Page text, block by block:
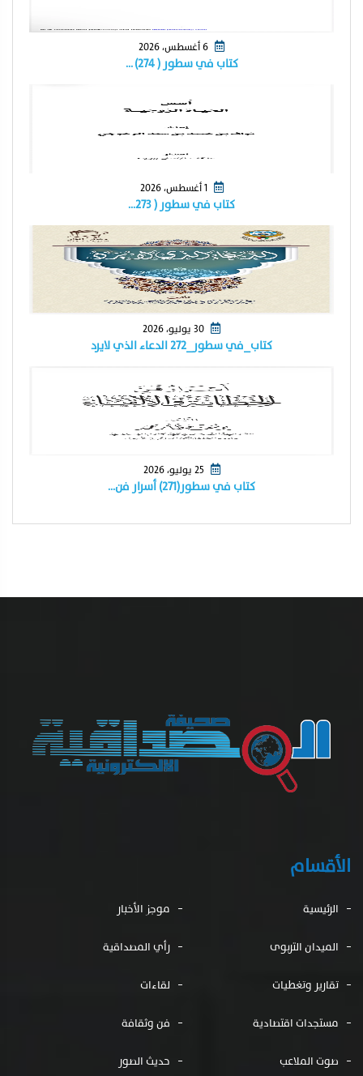
كتاب في سطور ( ٢٧٤) …
1 أغسطس، 2026
كتاب في سطور ( ٢٧٣…
كتاب_في سطور_٢٧٢ الدعاء الذي لايرد
كتاب في سطور(٢٧١) أسرار فن…
الأقسام
الرئيسية موجز الأخبار
الميدان التربوى رأي المصداقية
تقارير وتغطيات لقاءات
مستجدات اقتصادية فن وثقافة
صوت الملاعب حديث الصور